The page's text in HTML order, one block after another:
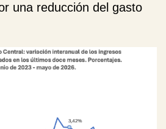
una reducción del gasto